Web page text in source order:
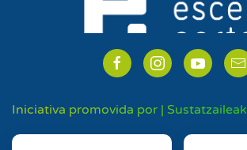
Iniciativa promovida por | Sustatzaileak